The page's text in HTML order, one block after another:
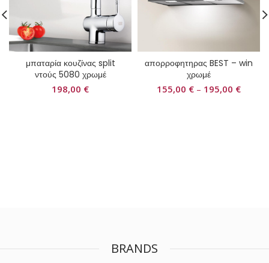
μπαταρία κουζίνας split
ντούς 5080 χρωμέ
198,00 €
απορροφητηρας BEST – win
χρωμέ
155,00 € – 195,00 €
BRANDS